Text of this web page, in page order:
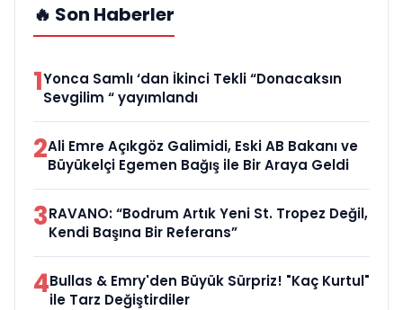
🔥 Son Haberler
1Yonca Samlı ‘dan İkinci Tekli “Donacaksın
Sevgilim “ yayımlandı
2Ali Emre Açıkgöz Galimidi, Eski AB Bakanı ve
Büyükelçi Egemen Bağış ile Bir Araya Geldi
3RAVANO: “Bodrum Artık Yeni St. Tropez Değil,
Kendi Başına Bir Referans”
4Bullas & Emry'den Büyük Sürpriz! "Kaç Kurtul"
ile Tarz Değiştirdiler